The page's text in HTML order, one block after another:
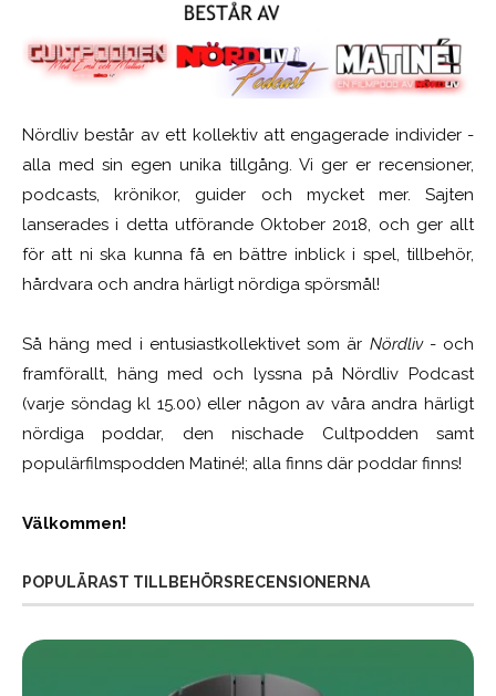
Nördliv består av ett kollektiv att engagerade individer -
alla med sin egen unika tillgång. Vi ger er recensioner,
podcasts, krönikor, guider och mycket mer. Sajten
lanserades i detta utförande Oktober 2018, och ger allt
för att ni ska kunna få en bättre inblick i spel, tillbehör,
hårdvara och andra härligt nördiga spörsmål!
Så häng med i entusiastkollektivet som är Nördliv- och
framförallt, häng med och lyssna på Nördliv Podcast
(varje söndag kl 15.00) eller någon av våra andra härligt
nördiga poddar, den nischade Cultpodden samt
populärfilmspodden Matiné!; alla finns där poddar finns!
Välkommen!
POPULÄRAST TILLBEHÖRSRECENSIONERNA